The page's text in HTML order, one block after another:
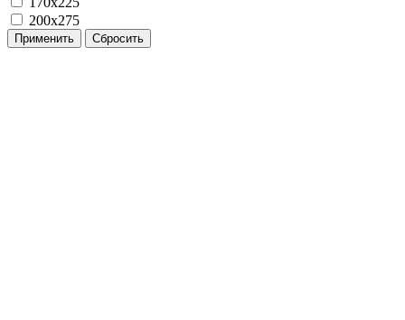
200х275
Применить Сбросить